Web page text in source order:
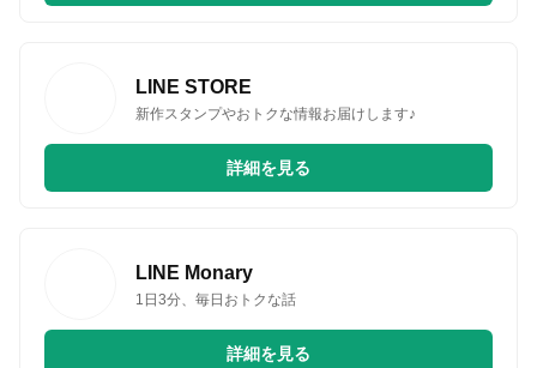
LINE STORE
新作スタンプやおトクな情報お届けします♪
詳細を見る
LINE Monary
1日3分、毎日おトクな話
詳細を見る